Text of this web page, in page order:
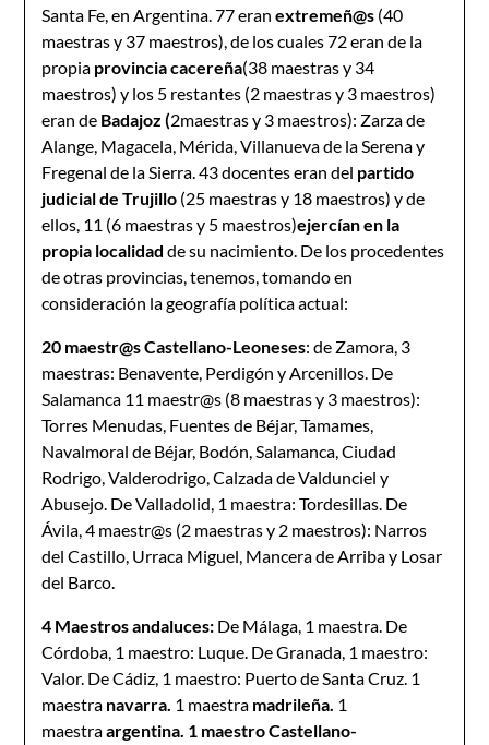
Santa Fe, en Argentina. 77 eranextremeñ@s (40
maestras y 37 maestros), de los cuales 72 eran de la
propia provincia cacereña(38 maestras y 34
maestros) y los 5 restantes (2 maestras y 3 maestros)
eran de Badajoz (2maestras y 3 maestros): Zarza de
Alange, Magacela, Mérida, Villanueva de la Serena y
Fregenal de la Sierra. 43 docentes eran del partido
judicial de Trujillo (25 maestras y 18 maestros) y de
ellos, 11 (6 maestras y 5 maestros)ejercían en la
propia localidad de su nacimiento. De los procedentes
de otras provincias, tenemos, tomando en
consideración la geografía política actual:
20 maestr@s Castellano-Leoneses: de Zamora, 3
maestras: Benavente, Perdigón y Arcenillos. De
Salamanca 11 maestr@s (8 maestras y 3 maestros):
Torres Menudas, Fuentes de Béjar, Tamames,
Navalmoral de Béjar, Bodón, Salamanca, Ciudad
Rodrigo, Valderodrigo, Calzada de Valdunciel y
Abusejo. De Valladolid, 1 maestra: Tordesillas. De
Ávila, 4 maestr@s (2 maestras y 2 maestros): Narros
del Castillo, Urraca Miguel, Mancera de Arriba y Losar
del Barco.
4 Maestros andaluces: De Málaga, 1 maestra. De
Córdoba, 1 maestro: Luque. De Granada, 1 maestro:
Valor. De Cádiz, 1 maestro: Puerto de Santa Cruz. 1
maestra navarra. 1 maestra madrileña. 1
maestraargentina. 1 maestro Castellano-